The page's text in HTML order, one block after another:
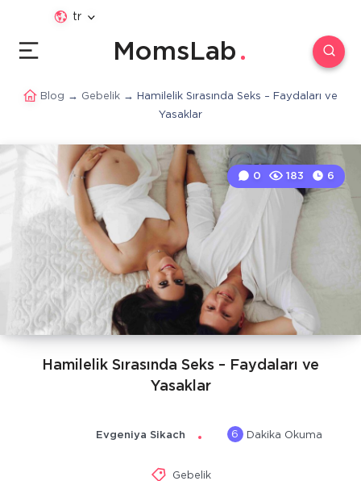
tr
MomsLab
Blog → Gebelik → Hamilelik Sırasında Seks – Faydaları ve
Yasaklar
Hamilelik Sırasında Seks – Faydaları ve
Yasaklar
0 183 6
Evgeniya Sikach 6 Dakika Okuma
Gebelik